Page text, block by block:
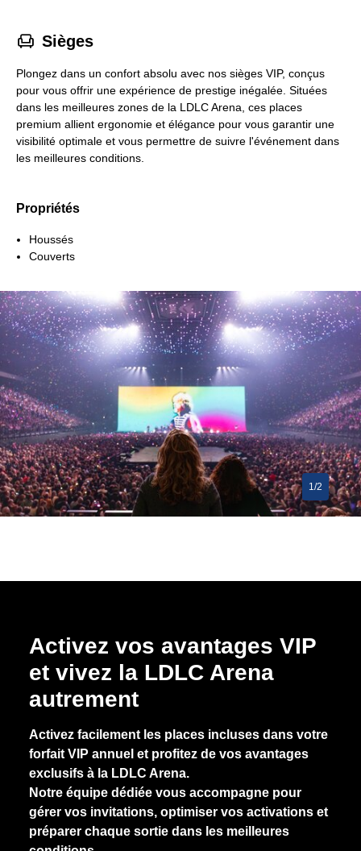
􁐴 Sièges
Plongez dans un confort absolu avec nos sièges VIP, conçus
pour vous offrir une expérience de prestige inégalée. Situées
dans les meilleures zones de la LDLC Arena, ces places
premium allient ergonomie et élégance pour vous garantir une
visibilité optimale et vous permettre de suivre l'événement dans
les meilleures conditions.
Propriétés
Houssés
Couverts
1/2
Activez vos avantages VIP
et vivez la LDLC Arena
autrement
Activez facilement les places incluses dans votre
forfait VIP annuel et profitez de vos avantages
exclusifs à la LDLC Arena.
Notre équipe dédiée vous accompagne pour
gérer vos invitations, optimiser vos activations et
préparer chaque sortie dans les meilleures